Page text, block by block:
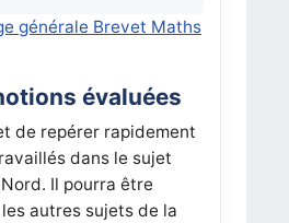
générale Brevet Maths
évaluées
de repérer rapidement
dans le sujet
Nord. Il pourra être
autres sujets de la